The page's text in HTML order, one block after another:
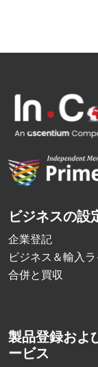
ビジネスの設
企業登記
ビジネス＆輸入
合併と買収
製品登録およ
ービス